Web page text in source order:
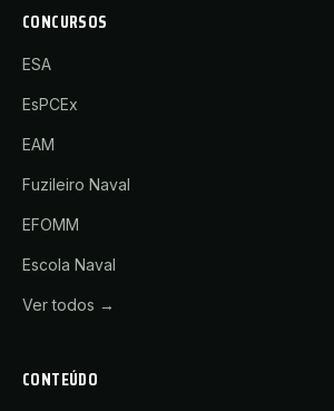
CONCURSOS
ESA
EsPCEx
EAM
Fuzileiro Naval
EFOMM
Escola Naval
Ver todos →
CONTEÚDO